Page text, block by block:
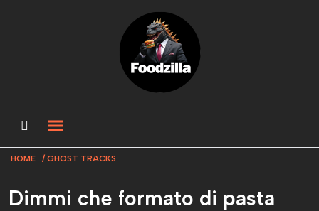
HOME GHOST TRACKS
Dimmi che formato di pasta